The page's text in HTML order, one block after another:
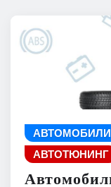
АВТОМОБИЛИ
АВТОТЮНИНГ